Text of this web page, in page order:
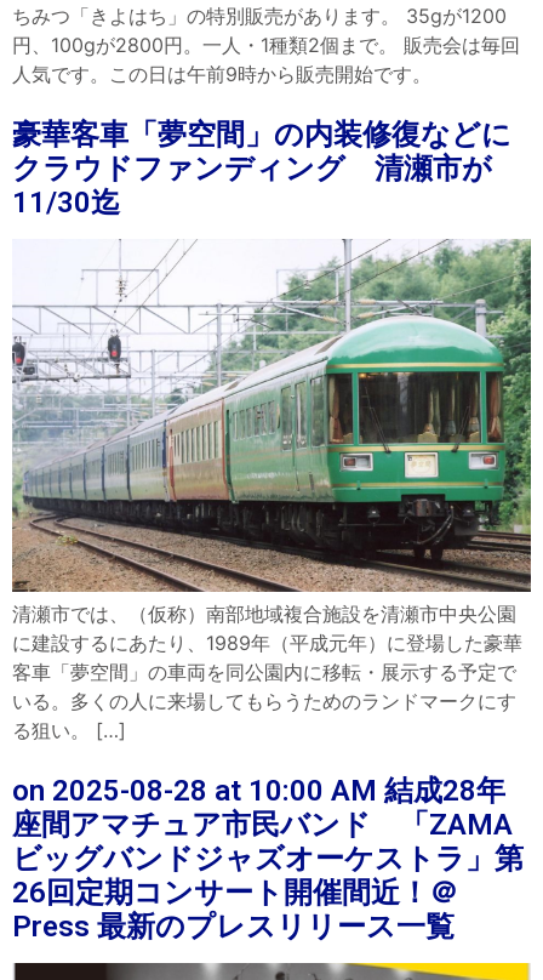
ちみつ「きよはち」の特別販売があります。 35gが1200
円、100gが2800円。一人・1種類2個まで。 販売会は毎回
人気です。この日は午前9時から販売開始です。
豪華客車「夢空間」の内装修復などに
クラウドファンディング 清瀬市が
11/30迄
清瀬市では、（仮称）南部地域複合施設を清瀬市中央公園
に建設するにあたり、1989年（平成元年）に登場した豪華
客車「夢空間」の車両を同公園内に移転・展示する予定で
いる。多くの人に来場してもらうためのランドマークにす
る狙い。 […]
on 2025-08-28 at 10:00 AM 結成28年
座間アマチュア市民バンド 「ZAMA
ビッグバンドジャズオーケストラ」第
26回定期コンサート開催間近！​＠
Press 最新のプレスリリース一覧